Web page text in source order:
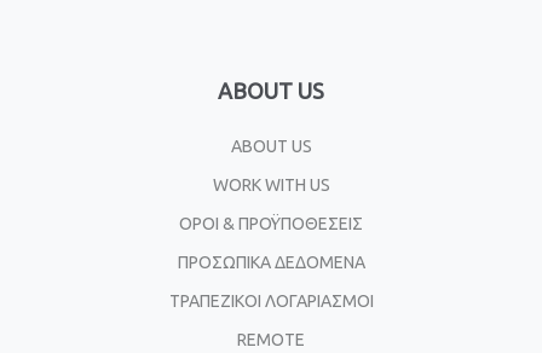
ABOUT US
ABOUT US
WORK WITH US
ΟΡΟΙ & ΠΡΟΫΠΟΘΕΣΕΙΣ
ΠΡΟΣΩΠΙΚΑ ΔΕΔΟΜΕΝΑ
ΤΡΑΠΕΖΙΚΟΙ ΛΟΓΑΡΙΑΣΜΟΙ
REMOTE